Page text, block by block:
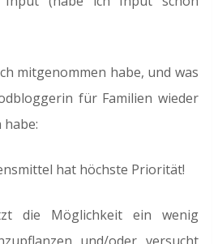
mitgenommen habe, und was
für Familien wieder
hat höchste Priorität!
die Möglichkeit ein wenig